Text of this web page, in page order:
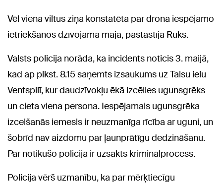
Vēl viena viltus ziņa konstatēta par drona iespējamo
ietriekšanos dzīvojamā mājā, pastāstīja Ruks.
Valsts policija norāda, ka incidents noticis 3. maijā,
kad ap plkst. 8.15 saņemts izsaukums uz Talsu ielu
Ventspilī, kur daudzīvokļu ēkā izcēlies ugunsgrēks
un cieta viena persona. Iespējamais ugunsgrēka
izcelšanās iemesls ir neuzmanīga rīcība ar uguni, un
šobrīd nav aizdomu par ļaunprātīgu dedzināšanu.
Par notikušo policijā ir uzsākts kriminālprocess.
Policija vērš uzmanību, ka par mērķtiecīgu